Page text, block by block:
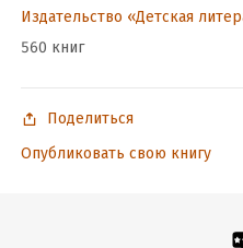
Издательство «Детская
560 книг
Поделиться
Опубликовать свою книгу